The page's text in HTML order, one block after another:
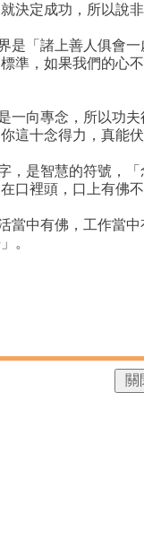
決定成功，所以說
是「諸上善人俱會
準，如果我們的心
一向專念，所以功
這十念得力，真能
，是智慧的符號，
口裡頭，口上有佛
當中有佛，工作當
。